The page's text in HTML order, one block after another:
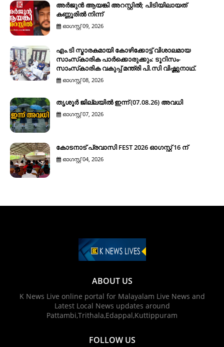
അർജുൻ ആയങ്കി അറസ്റ്റിൽ; പിടിയിലായത്
കണ്ണൂരിൽ നിന്ന്
ഓഗസ്റ്റ് 09, 2026
എം.ടി സ്മാരകമായി കോഴിക്കോട്ട് വിശാലമായ
സാംസ്‌കാരിക പാര്‍ക്കൊരുക്കും: ടൂറിസം-
സാംസ്‌കാരിക വകുപ്പ് മന്ത്രി പി.സി വിഷ്ണുനാഥ്.
ഓഗസ്റ്റ് 08, 2026
തൃശൂർ ജില്ലയിൽ ഇന്ന് (07.08.26) അവധി
ഓഗസ്റ്റ് 07, 2026
കോടനാട് പ്രവാസി FEST 2026 ഓഗസ്റ്റ് 16 ന്
ഓഗസ്റ്റ് 04, 2026
ABOUT US
K News Live online portal for Malayalam Live News and
Latest Local News updates around
Pattambi,Trithala,Edappal,Kuttippuram
FOLLOW US